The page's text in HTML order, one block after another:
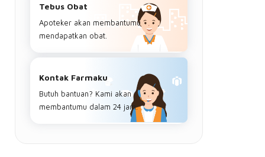
Tebus Obat
Apoteker akan membantumu
mendapatkan obat.
Kontak Farmaku
Butuh bantuan? Kami akan
membantumu dalam 24 jam.